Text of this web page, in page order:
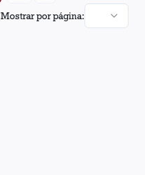
Mostrar por página: